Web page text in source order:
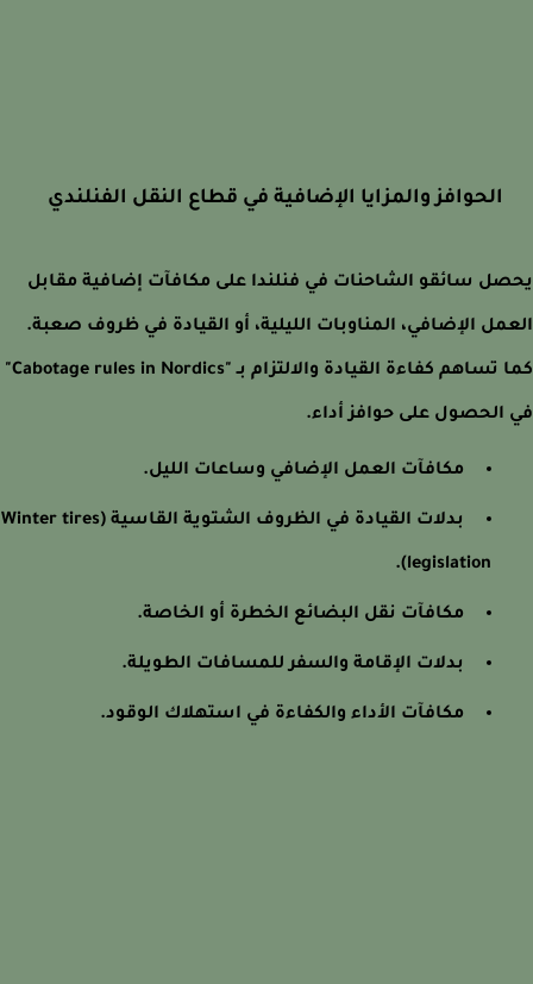
الحوافز والمزايا الإضافية في قطاع النقل الفنلندي
سائقو الشاحنات في فنلندا على مكافآت إضافية مقابل
الإضافي، المناوبات الليلية، أو القيادة في ظروف صعبة.
كما تساهم كفاءة القيادة والالتزام بـ "Cabotage rules in Nordics"
الحصول على حوافز أداء.
مكافآت العمل الإضافي وساعات الليل.
بدلات القيادة في الظروف الشتوية القاسية (Winter tires
legislation).
مكافآت نقل البضائع الخطرة أو الخاصة.
بدلات الإقامة والسفر للمسافات الطويلة.
مكافآت الأداء والكفاءة في استهلاك الوقود.